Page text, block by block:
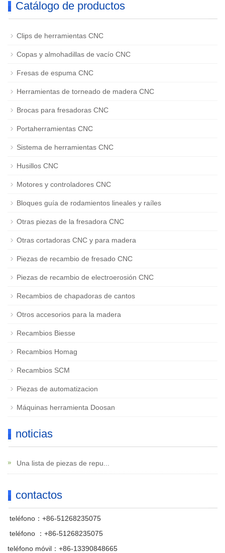
Catálogo de productos
Clips de herramientas CNC
Copas y almohadillas de vacío CNC
Fresas de espuma CNC
Herramientas de torneado de madera CNC
Brocas para fresadoras CNC
Portaherramientas CNC
Sistema de herramientas CNC
Husillos CNC
Motores y controladores CNC
Bloques guía de rodamientos lineales y raíles
Otras piezas de la fresadora CNC
Otras cortadoras CNC y para madera
Piezas de recambio de fresado CNC
Piezas de recambio de electroerosión CNC
Recambios de chapadoras de cantos
Otros accesorios para la madera
Recambios Biesse
Recambios Homag
Recambios SCM
Piezas de automatizacion
Máquinas herramienta Doosan
noticias
Una lista de piezas de repu...
contactos
teléfono：+86-51268235075
teléfono ：+86-51268235075
teléfono móvil：+86-13390848665